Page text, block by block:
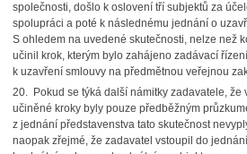
společnosti, došlo k oslovení tří subjektů za
spolupráci a poté k následnému jednání o
S ohledem na uvedené skutečnosti, nelze než
učinil krok, kterým bylo zahájeno zadávací
k uzavření smlouvy na předmětnou veřejnou
20. Pokud se týká další námitky zadavatele, že
učiněné kroky byly pouze předběžným
z jednání představenstva tato skutečnost
naopak zřejmé, že zadavatel vstoupil do